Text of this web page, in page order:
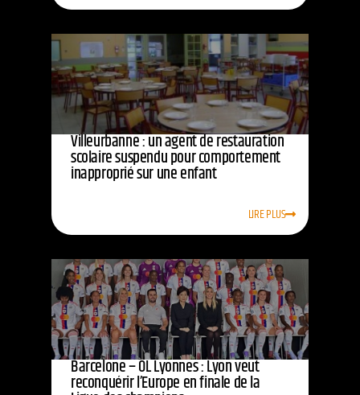
Villeurbanne : un agent de restauration
scolaire suspendu pour comportement
inapproprié sur une enfant
LIRE PLUS
Barcelone – OL Lyonnes : Lyon veut
reconquérir l’Europe en finale de la